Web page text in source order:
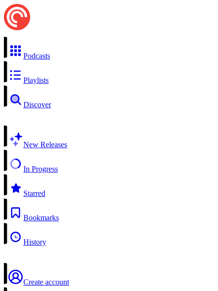
Podcasts
Playlists
Discover
New Releases
In Progress
Starred
Bookmarks
History
Create account